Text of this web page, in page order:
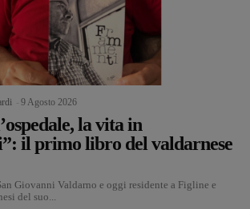
9 Agosto 2026
la vita in
il primo libro del valdarnese
Giovanni Valdarno e oggi residente a Figline e
del suo...